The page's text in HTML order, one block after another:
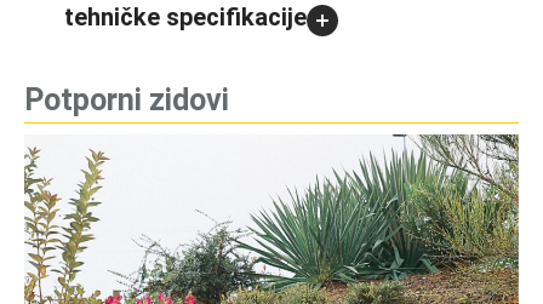
tehničke specifikacije
Potporni zidovi